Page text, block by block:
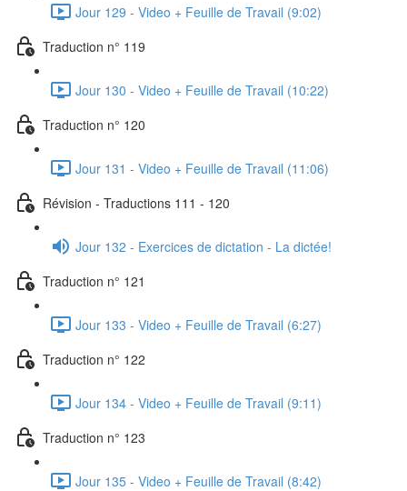
Jour 129 - Video + Feuille de Travail (9:02)
Traduction n° 119
Jour 130 - Video + Feuille de Travail (10:22)
Traduction n° 120
Jour 131 - Video + Feuille de Travail (11:06)
Révision - Traductions 111 - 120
Jour 132 - Exercices de dictation - La dictée!
Traduction n° 121
Jour 133 - Video + Feuille de Travail (6:27)
Traduction n° 122
Jour 134 - Video + Feuille de Travail (9:11)
Traduction n° 123
Jour 135 - Video + Feuille de Travail (8:42)